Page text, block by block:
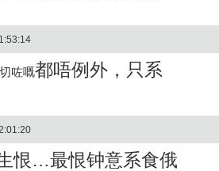
咗嘅都唔例外，只系
恨…最恨钟意系食俄